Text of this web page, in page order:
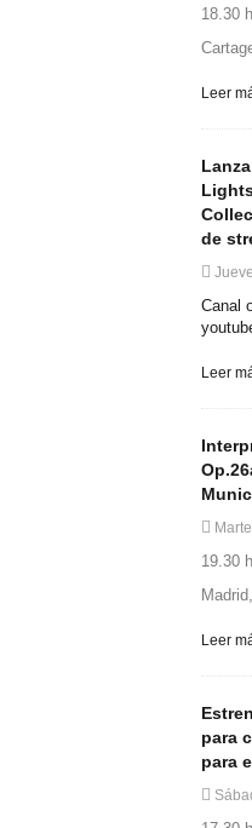
18.30
Leer
de
Canal
Leer
19.30
Leer
para
para